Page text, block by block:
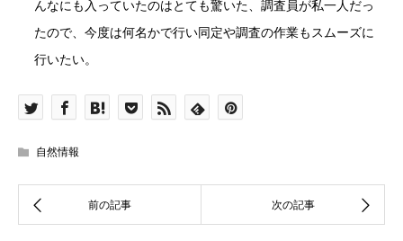
んなにも入っていたのはとても驚いた、調査員が私一人だっ
たので、今度は何名かで行い同定や調査の作業もスムーズに
行いたい。
自然情報